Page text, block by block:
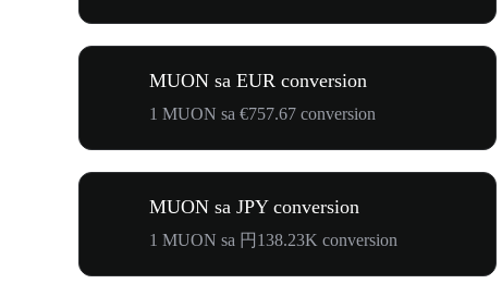
MUON sa EUR conversion
1 MUON sa €757.67 conversion
MUON sa JPY conversion
1 MUON sa 円138.23K conversion